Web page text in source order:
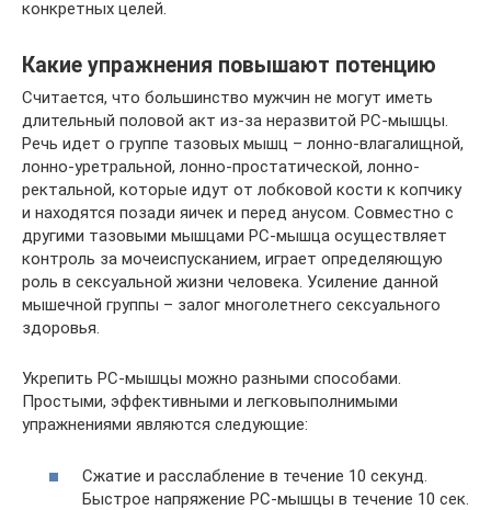
конкретных целей.
Какие упражнения повышают потенцию
Считается, что большинство мужчин не могут иметь
длительный половой акт из-за неразвитой РС-мышцы.
Речь идет о группе тазовых мышц – лонно-влагалищной,
лонно-уретральной, лонно-простатической, лонно-
ректальной, которые идут от лобковой кости к копчику
и находятся позади яичек и перед анусом. Совместно с
другими тазовыми мышцами РС-мышца осуществляет
контроль за мочеиспусканием, играет определяющую
роль в сексуальной жизни человека. Усиление данной
мышечной группы – залог многолетнего сексуального
здоровья.
Укрепить РС-мышцы можно разными способами.
Простыми, эффективными и легковыполнимыми
упражнениями являются следующие:
Сжатие и расслабление в течение 10 секунд.
Быстрое напряжение РС-мышцы в течение 10 сек.